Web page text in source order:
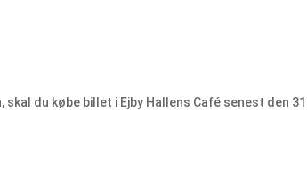
du købe billet i Ejby Hallens Café senest den